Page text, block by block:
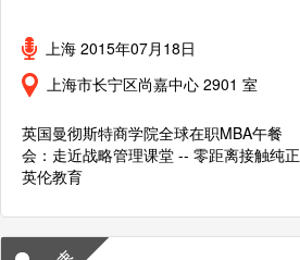
上海 2015年07月18日
上海市长宁区尚嘉中心 2901 室
英国曼彻斯特商学院全球在职MBA午餐
会：走近战略管理课堂 -- 零距离接触纯正
英伦教育